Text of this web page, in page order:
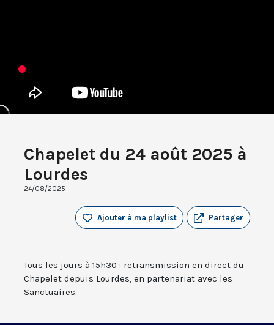
Chapelet du 24 août 2025 à
Lourdes
24/08/2025
Partager
Ajouter à ma playlist
Tous les jours à 15h30 : retransmission en direct du
Chapelet depuis Lourdes, en partenariat avec les
Sanctuaires.